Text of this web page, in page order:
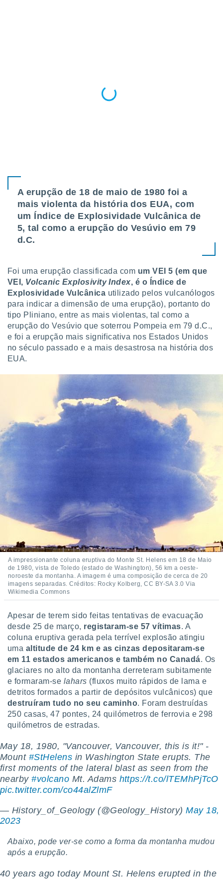
A erupção de 18 de maio de 1980 foi a
mais violenta da história dos EUA, com
um Índice de Explosividade Vulcânica de
5, tal como a erupção do Vesúvio em 79
d.C.
Foi uma erupção classificada com um VEI 5 (em que
VEI, Volcanic Explosivity Index, é o Índice de
Explosividade Vulcânica utilizado pelos vulcanólogos
para indicar a dimensão de uma erupção), portanto do
tipo Pliniano, entre as mais violentas, tal como a
erupção do Vesúvio que soterrou Pompeia em 79 d.C.,
e foi a erupção mais significativa nos Estados Unidos
no século passado e a mais desastrosa na história dos
EUA.
A impressionante coluna eruptiva do Monte St. Helens em 18 de Maio
de 1980, vista de Toledo (estado de Washington), 56 km a oeste-
noroeste da montanha. A imagem é uma composição de cerca de 20
imagens separadas. Créditos: Rocky Kolberg, CC BY-SA 3.0 Via
Wikimedia Commons
Apesar de terem sido feitas tentativas de evacuação
desde 25 de março, registaram-se 57 vítimas. A
coluna eruptiva gerada pela terrível explosão atingiu
uma altitude de 24 km e as cinzas depositaram-se
em 11 estados americanos e também no Canadá. Os
glaciares no alto da montanha derreteram subitamente
e formaram-se lahars (fluxos muito rápidos de lama e
detritos formados a partir de depósitos vulcânicos) que
destruíram tudo no seu caminho. Foram destruídas
250 casas, 47 pontes, 24 quilómetros de ferrovia e 298
quilómetros de estradas.
May 18, 1980, "Vancouver, Vancouver, this is it!" -
Mount #StHelens in Washington State erupts. The
first moments of the lateral blast as seen from the
nearby#volcano Mt. Adams https://t.co/lTEMhPjTcO
pic.twitter.com/co44alZlmF
— History_of_Geology (@Geology_History)May 18,
2023
Abaixo, pode ver-se como a forma da montanha mudou
após a erupção.
40 years ago today Mount St. Helens erupted in the